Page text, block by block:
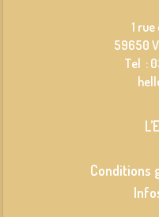
1
59650
Tel :
Conditions